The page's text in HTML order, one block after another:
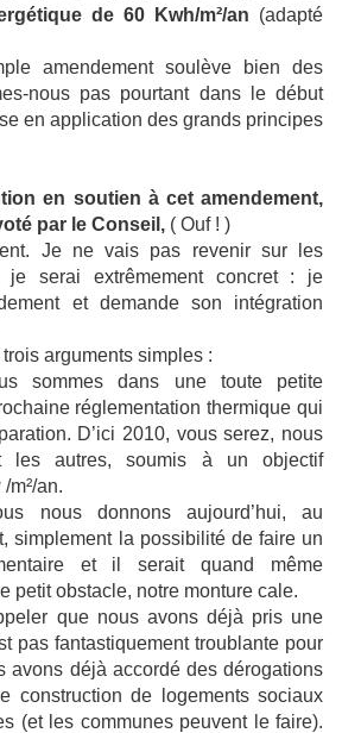
de 60 Kwh/m²/an (adapté
amendement soulève bien des
nous pas pourtant dans le début
en application des grands principes
en soutien à cet amendement,
par le Conseil, ( Ouf ! )
Je ne vais pas revenir sur les
je serai extrêmement concret : je
et demande son intégration
arguments simples :
sommes dans une toute petite
réglementation thermique qui
D’ici 2010, vous serez, nous
les autres, soumis à un objectif
m²/an.
nous donnons aujourd’hui, au
simplement la possibilité de faire un
et il serait quand même
petit obstacle, notre monture cale.
que nous avons déjà pris une
pas fantastiquement troublante pour
avons déjà accordé des dérogations
construction de logements sociaux
(et les communes peuvent le faire).